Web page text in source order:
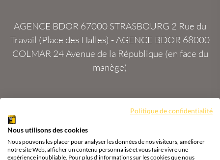
AGENCE BDOR 67000 STRASBOURG 2 Rue du
Travail (Place des Halles) -AGENCE BDOR 68000
COLMAR 24 Avenue de la République (en face du
manège)
Tous droits réservés Agence BDOR ®
Cours or, achat
& vente or, argent
Politique de confidentialité
Nous utilisons des cookies
Nous pouvons les placer pour analyser les données de nos visiteurs, améliorer
notre site Web, afficher un contenu personnalisé et vous faire vivre une
expérience inoubliable. Pour plus d'informations sur les cookies que nous